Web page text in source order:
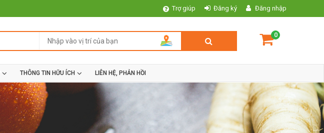
Trợ giúp Đăng ký Đăng nhập
0
THÔNG TIN HỮU ÍCH LIÊN HỆ, PHẢN HỒI